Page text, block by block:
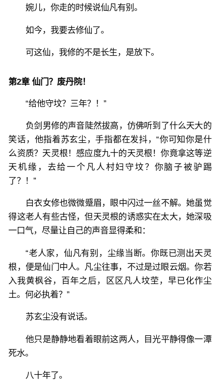
婉儿，你走的时候说仙凡有别。
如今，我要去修仙了。
可这仙，我修的不是长生，是放下。
第2章 仙门？废丹院！
“给他守坟？三年？！”
负剑男修的声音陡然拔高，仿佛听到了什么天大的
笑话，他指着苏玄尘，手指都在发抖，“你可知你是什
么资质？天灵根！感应度九十的天灵根！你竟拿这等逆
天机缘，去给一个凡人村妇守坟？你脑子被驴踢
了？！”
白衣女修也微微蹙眉，眼中闪过一丝不解。她虽觉
得这老人有些古怪，但天灵根的诱惑实在太大，她深吸
一口气，尽量让自己的声音显得柔和：
“老人家，仙凡有别，尘缘当断。你既已测出天灵
根，便是仙门中人。凡尘往事，不过是过眼云烟。你若
入我黄枫谷，百年之后，区区凡人坟茔，早已化作尘
土。何必执着？”
苏玄尘没有说话。
他只是静静地看着眼前这两人，目光平静得像一潭
死水。
八十年了。